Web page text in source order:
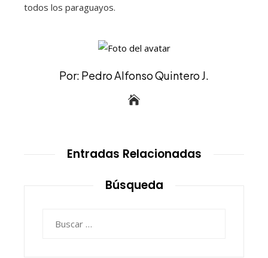
todos los paraguayos.
Por: Pedro Alfonso Quintero J.
Entradas Relacionadas
Búsqueda